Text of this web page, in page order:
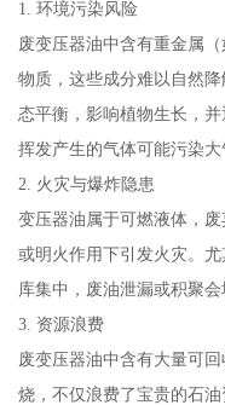
1. 环境污染风险
废变压器油中含有重金属
物质，这些成分难以自然
态平衡，影响植物生长，
挥发产生的气体可能污染大
2. 火灾与爆炸隐患
变压器油属于可燃液体，
或明火作用下引发火灾。
库集中，废油泄漏或积聚
3. 资源浪费
废变压器油中含有大量可
烧，不仅浪费了宝贵的石